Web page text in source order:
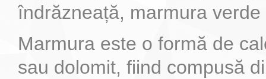
îndrăzneață, marmura
Marmura este o formă de
sau dolomit, fiind compusă